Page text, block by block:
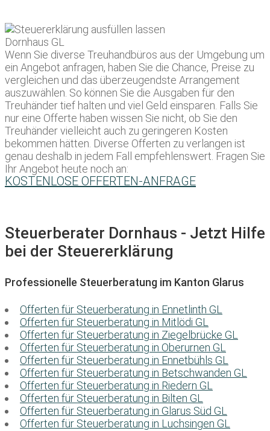
Wenn Sie diverse Treuhandbüros aus der Umgebung um
ein Angebot anfragen, haben Sie die Chance, Preise zu
vergleichen und das überzeugendste Arrangement
auszuwählen. So können Sie die Ausgaben für den
Treuhänder tief halten und viel Geld einsparen. Falls Sie
nur eine Offerte haben wissen Sie nicht, ob Sie den
Treuhänder vielleicht auch zu geringeren Kosten
bekommen hätten. Diverse Offerten zu verlangen ist
genau deshalb in jedem Fall empfehlenswert. Fragen Sie
Ihr Angebot heute noch an:
KOSTENLOSE OFFERTEN-ANFRAGE
Steuerberater Dornhaus - Jetzt Hilfe
bei der Steuererklärung
Professionelle Steuerberatung im Kanton Glarus
Offerten für Steuerberatung in Ennetlinth GL
Offerten für Steuerberatung in Mitlödi GL
Offerten für Steuerberatung in Ziegelbrücke GL
Offerten für Steuerberatung in Oberurnen GL
Offerten für Steuerberatung in Ennetbühls GL
Offerten für Steuerberatung in Betschwanden GL
Offerten für Steuerberatung in Riedern GL
Offerten für Steuerberatung in Bilten GL
Offerten für Steuerberatung in Glarus Süd GL
Offerten für Steuerberatung in Luchsingen GL